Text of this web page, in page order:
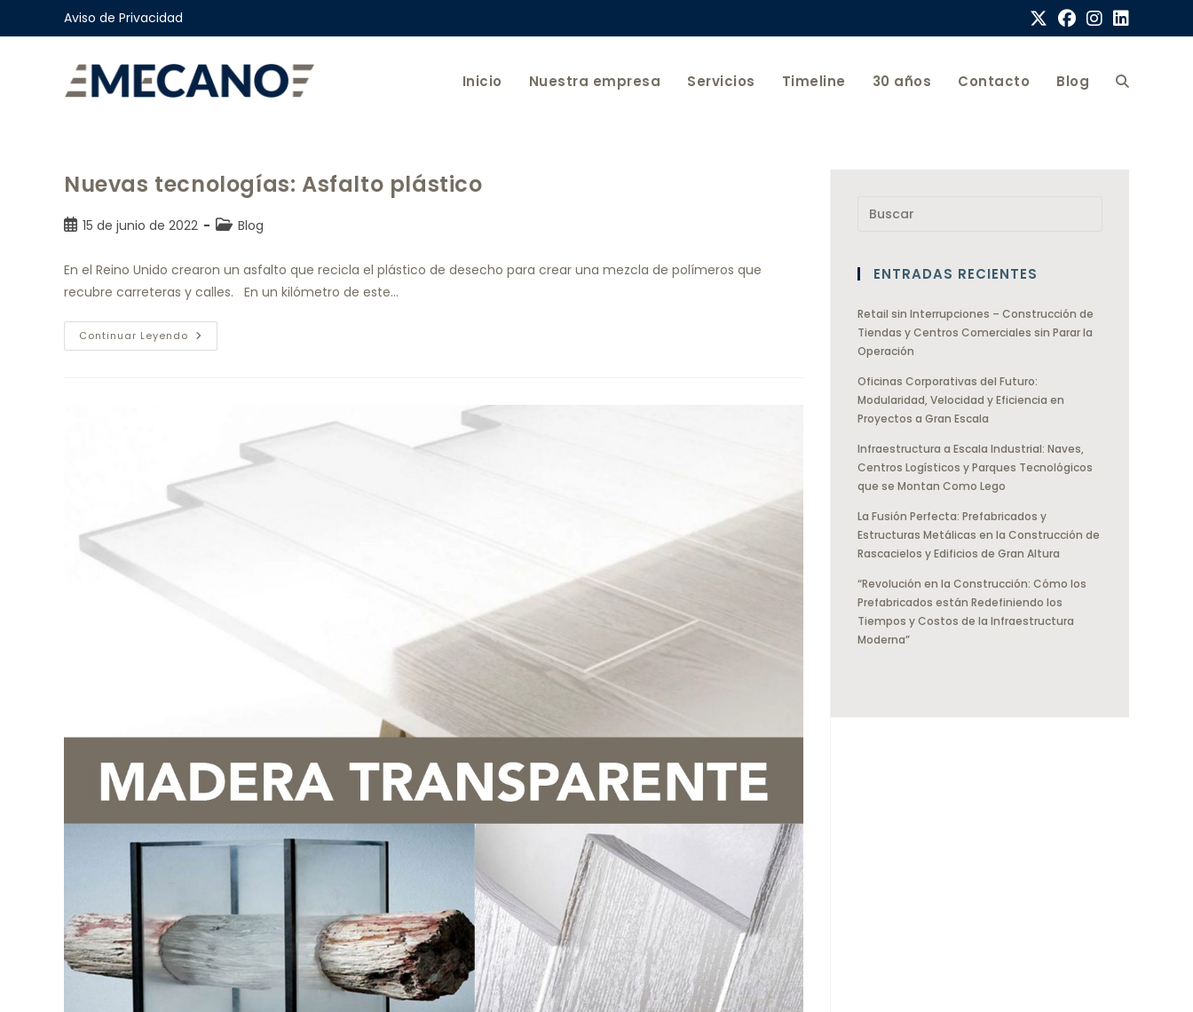
Aviso de Privacidad
Inicio Nuestra empresa Servicios Timeline 30 años Contacto Blog
Nuevas tecnologías: Asfalto plástico
15 de junio de 2022 Blog
En el Reino Unido crearon un asfalto que recicla el plástico de desecho para crear una mezcla de polímeros que
recubre carreteras y calles. En un kilómetro de este…
Continuar Leyendo
ENTRADAS RECIENTES
Retail sin Interrupciones – Construcción de
Tiendas y Centros Comerciales sin Parar la
Operación
Oficinas Corporativas del Futuro:
Modularidad, Velocidad y Eficiencia en
Proyectos a Gran Escala
Infraestructura a Escala Industrial: Naves,
Centros Logísticos y Parques Tecnológicos
que se Montan Como Lego
La Fusión Perfecta: Prefabricados y
Estructuras Metálicas en la Construcción de
Rascacielos y Edificios de Gran Altura
“Revolución en la Construcción: Cómo los
Prefabricados están Redefiniendo los
Tiempos y Costos de la Infraestructura
Moderna”